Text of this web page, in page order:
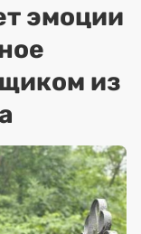
эмоции
из